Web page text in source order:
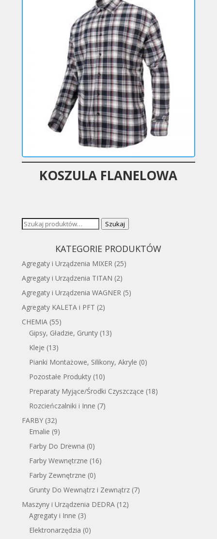
KOSZULA FLANELOWA
Szukaj: Szukaj
KATEGORIE PRODUKTÓW
Agregaty i Urządzenia MIXER (25)
Agregaty i Urządzenia TITAN (2)
Agregaty i Urządzenia WAGNER (5)
Agregaty KALETA i PFT (2)
CHEMIA (55)
Gipsy, Gładzie, Grunty (13)
Kleje (13)
Pianki Montażowe, Silikony, Akryle (0)
Pozostałe Produkty (10)
Preparaty Myjące/Środki Czyszczące (18)
Rozcieńczalniki i Inne (7)
FARBY (32)
Emalie (9)
Farby Do Drewna (0)
Farby Wewnętrzne (16)
Farby Zewnętrzne (0)
Grunty Do Wewnątrz i Zewnątrz (7)
Maszyny i Urządzenia DEDRA (12)
Agregaty i Inne (3)
Elektronarzędzia (0)